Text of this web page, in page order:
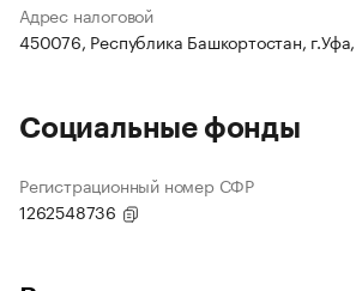
Адрес налоговой
450076, Республика Башкортостан,
Социальные фонды
Регистрационный номер СФР
1262548736